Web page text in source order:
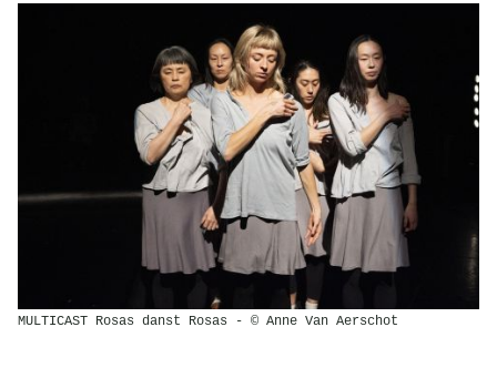
MULTICAST Rosas danst Rosas - © Anne Van Aerschot